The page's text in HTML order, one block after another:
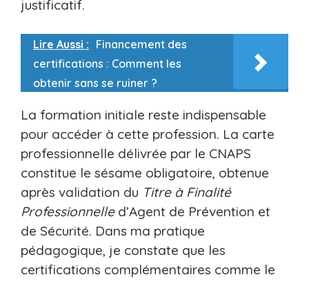
justificatif.
Lire Aussi : Financement des
certifications : Comment les
obtenir sans se ruiner ?
La formation initiale reste indispensable
pour accéder à cette profession. La carte
professionnelle délivrée par le CNAPS
constitue le sésame obligatoire, obtenue
après validation du Titre à Finalité
Professionnelled’Agent de Prévention et
de Sécurité. Dans ma pratique
pédagogique, je constate que les
certifications complémentaires comme le